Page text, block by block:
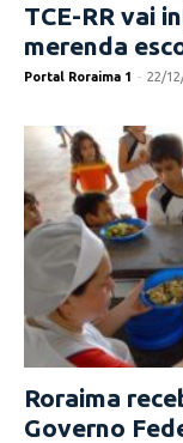
TCE-RR vai
merenda
Portal Roraima 1 - 22/
Roraima
Governo